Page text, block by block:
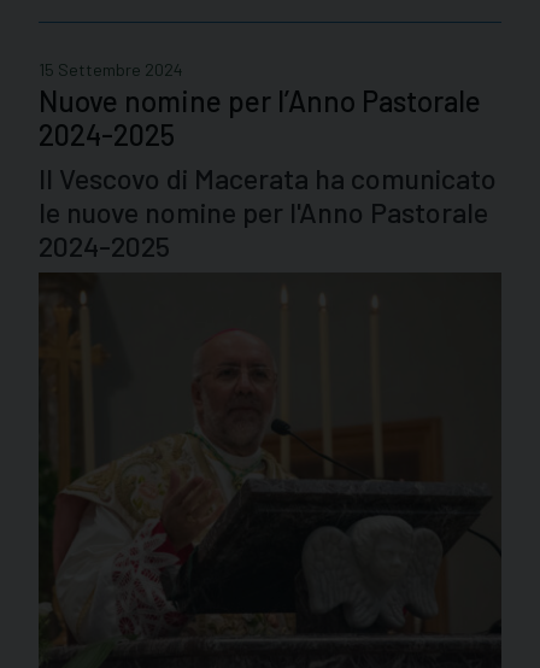
15 Settembre 2024
Nuove nomine per l’Anno Pastorale
2024-2025
Il Vescovo di Macerata ha comunicato
le nuove nomine per l'Anno Pastorale
2024-2025